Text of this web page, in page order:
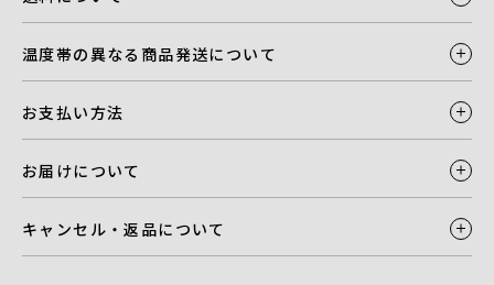
温度帯の異なる商品発送について
お支払い方法
お届けについて
キャンセル・返品について